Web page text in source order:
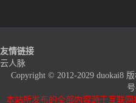
友情链接
云人脉
Copyright © 2012-2029 duokai8
本站所发布的全部内容源于互联